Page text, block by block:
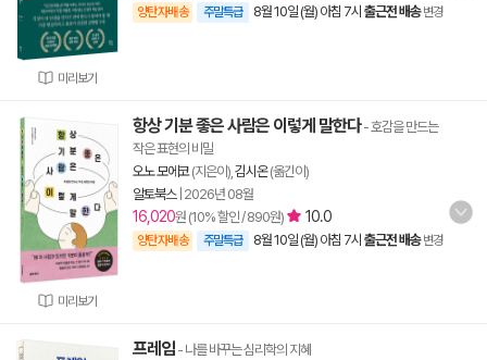
미리보기
양탄자배송 주말특급 8월 10일 (월) 아침 7시 출근전 배송 변경
미리보기
항상 기분 좋은 사람은 이렇게 말한다- 호감을 만드는
작은 표현의 비밀
오노 모에코(지은이), 김시온(옮긴이)
알토북스| 2026년 08월
16,020원 (10% 할인 / 890원) 10.0
양탄자배송 주말특급 8월 10일 (월) 아침 7시 출근전 배송 변경
프레임 - 나를 바꾸는 심리학의 지혜